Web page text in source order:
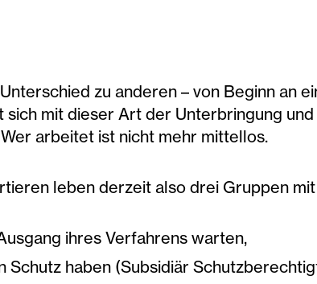
zu anderen – von Beginn an
mit dieser Art der Unterbringung
arbeitet ist nicht mehr mittellos.
leben derzeit also drei Gruppen
ihres Verfahrens warten,
Schutz haben (Subsidiär